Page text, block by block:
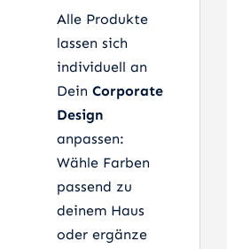
Alle Produkte
lassen sich
individuell an
Dein Corporate
Design
anpassen:
Wähle Farben
passend zu
deinem Haus
oder ergänze